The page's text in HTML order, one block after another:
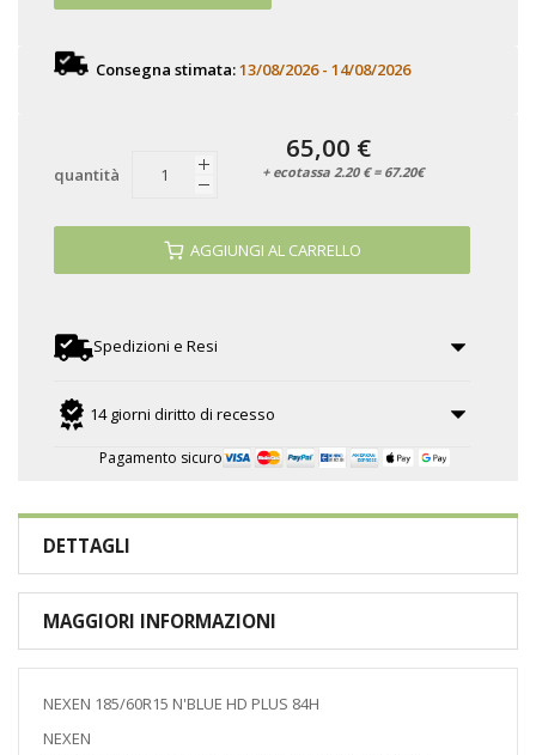
Consegna stimata:13/08/2026 - 14/08/2026
quantità
AGGIUNGI AL CARRELLO
Spedizioni e Resi
14 giorni diritto di recesso
Pagamento sicuro
65,00 €
+ ecotassa 2.20 € = 67.20€
DETTAGLI
MAGGIORI INFORMAZIONI
NEXEN 185/60R15 N'BLUE HD PLUS 84H
NEXEN